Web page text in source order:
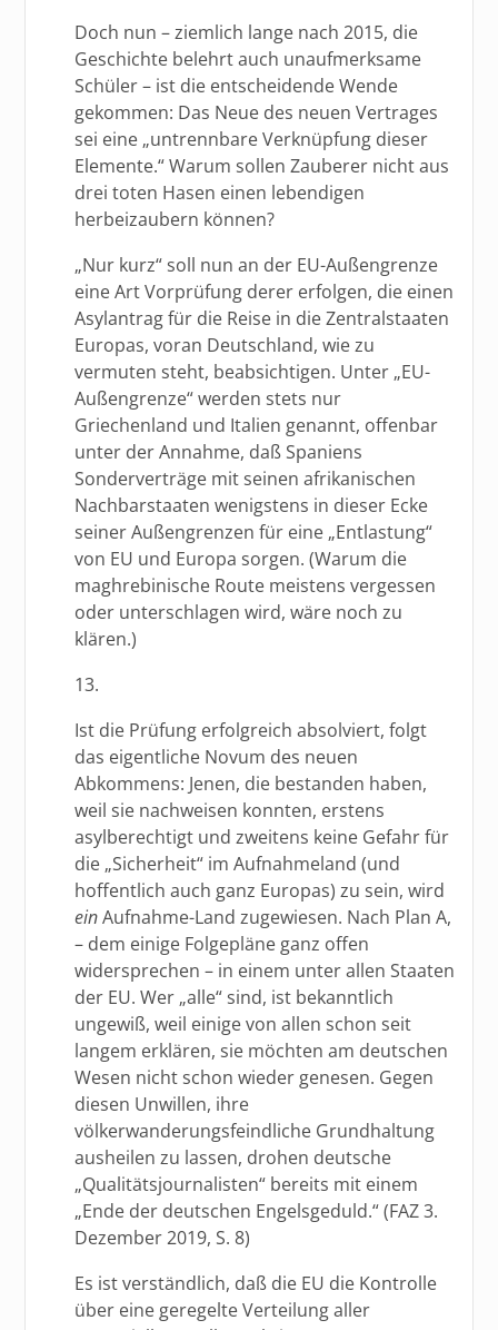
Doch nun – ziemlich lange nach 2015, die
Geschichte belehrt auch unaufmerksame
Schüler – ist die entscheidende Wende
gekommen: Das Neue des neuen Vertrages
sei eine „untrennbare Verknüpfung dieser
Elemente.“ Warum sollen Zauberer nicht aus
drei toten Hasen einen lebendigen
herbeizaubern können?
„Nur kurz“ soll nun an der EU-Außengrenze
eine Art Vorprüfung derer erfolgen, die einen
Asylantrag für die Reise in die Zentralstaaten
Europas, voran Deutschland, wie zu
vermuten steht, beabsichtigen. Unter „EU-
Außengrenze“ werden stets nur
Griechenland und Italien genannt, offenbar
unter der Annahme, daß Spaniens
Sonderverträge mit seinen afrikanischen
Nachbarstaaten wenigstens in dieser Ecke
seiner Außengrenzen für eine „Entlastung“
von EU und Europa sorgen. (Warum die
maghrebinische Route meistens vergessen
oder unterschlagen wird, wäre noch zu
klären.)
13.
Ist die Prüfung erfolgreich absolviert, folgt
das eigentliche Novum des neuen
Abkommens: Jenen, die bestanden haben,
weil sie nachweisen konnten, erstens
asylberechtigt und zweitens keine Gefahr für
die „Sicherheit“ im Aufnahmeland (und
hoffentlich auch ganz Europas) zu sein, wird
einAufnahme-Land zugewiesen. Nach Plan A,
– dem einige Folgepläne ganz offen
widersprechen – in einem unter allen Staaten
der EU. Wer „alle“ sind, ist bekanntlich
ungewiß, weil einige von allen schon seit
langem erklären, sie möchten am deutschen
Wesen nicht schon wieder genesen. Gegen
diesen Unwillen, ihre
völkerwanderungsfeindliche Grundhaltung
ausheilen zu lassen, drohen deutsche
„Qualitätsjournalisten“ bereits mit einem
„Ende der deutschen Engelsgeduld.“ (FAZ 3.
Dezember 2019, S. 8)
Es ist verständlich, daß die EU die Kontrolle
über eine geregelte Verteilung aller